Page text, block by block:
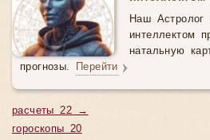
Наш Астролог
интеллектом
натальную
прогнозы. Перейти
расчеты 22 →
гороскопы 20